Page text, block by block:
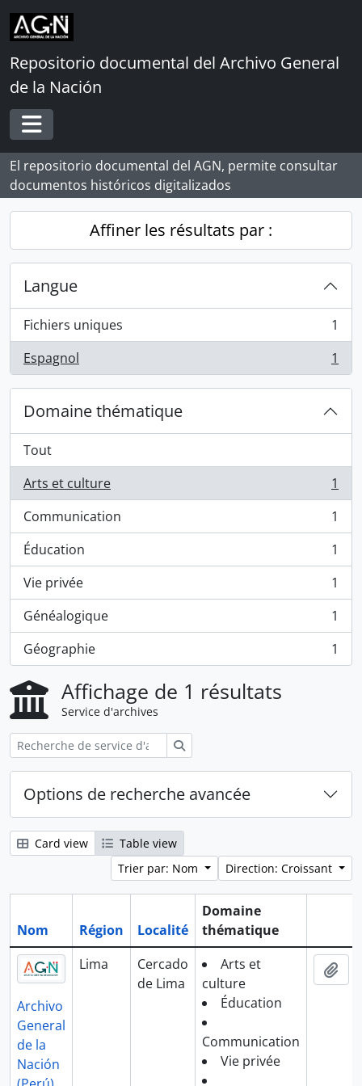
Skip to main content
Repositorio documental del Archivo General
de la Nación
Toggle navigation
El repositorio documental del AGN, permite consultar
documentos históricos digitalizados
Affiner les résultats par :
Langue
Fichiers uniques
, 1 résultats
1
Espagnol
, 1 résultats 1
Domaine thématique
Tout
Arts et culture
, 1 résultats
1
Communication
, 1 résultats
1
Éducation
, 1 résultats
1
Vie privée
, 1 résultats
1
Généalogique
, 1 résultats
1
Géographie
, 1 résultats 1
Affichage de 1 résultats
Service d'archives
Options de recherche avancée
Card view
Table view
Trier par: Nom
Direction: Croissant
Nom Région Localité
Domaine
thématique
Archivo
General
de la
Nación
Lima
Cercado
de Lima
Arts et
culture
Éducation
Communication
Vie privée